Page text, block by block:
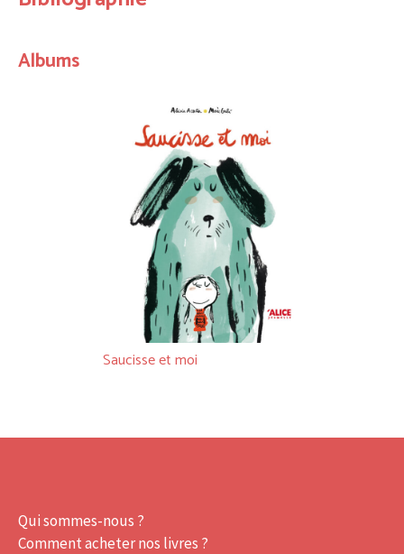
Albums
Saucisse et moi
Qui sommes-nous ?
Comment acheter nos livres ?